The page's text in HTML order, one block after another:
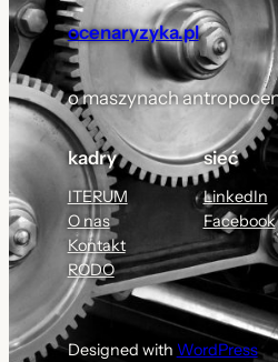
ocenaryzyka.pl
o maszynach
kadry
ITERUM
O nas
Kontakt
RODO
sieć
LinkedIn
Facebook
Designed with WordPress